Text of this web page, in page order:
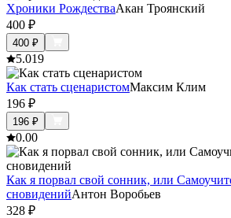
Хроники РождестваАкан Троянский
400 ₽
400 ₽
5.019
Как стать сценаристомМаксим Клим
196 ₽
196 ₽
0.00
Как я порвал свой сонник, или
сновиденийАнтон Воробьев
328 ₽